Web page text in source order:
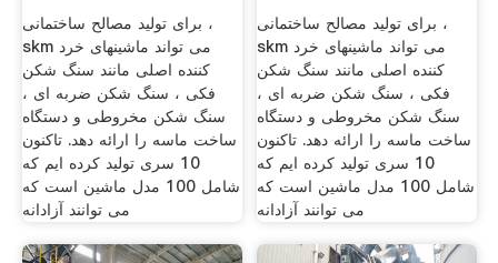
برای تولید مصالح ساختمانی ،
skm می تواند ماشینهای خرد
کننده اصلی مانند سنگ شکن
فکی ، سنگ شکن ضربه ای ،
سنگ شکن مخروطی و دستگاه
ساخت ماسه را ارائه دهد. تاکنون
10 سری تولید کرده ایم که
شامل 100 مدل ماشین است که
می توانند آزادانه
برای تولید مصالح ساختمانی ،
skm می تواند ماشینهای خرد
کننده اصلی مانند سنگ شکن
فکی ، سنگ شکن ضربه ای ،
سنگ شکن مخروطی و دستگاه
ساخت ماسه را ارائه دهد. تاکنون
10 سری تولید کرده ایم که
شامل 100 مدل ماشین است که
می توانند آزادانه